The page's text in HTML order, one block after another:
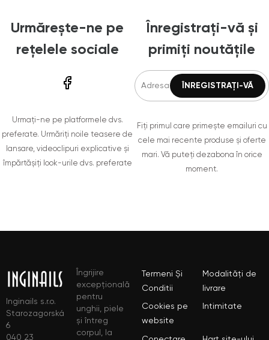
Urmărește-ne pe
rețelele sociale
Urmați-ne pe platformele dvs.
preferate. Urmăriți noile teasere de
lansare, videoclipuri explicative și
împărtășiți look-urile dvs. preferate
Înregistrați-vă și
primiți noutățile
Fiți primul care primește emailuri cu
cele mai recente produse și oferte
mari. Vă puteți dezabona în orice
moment.
Inginails s.r.o.
Starozagorská
6
040 23
Îngrijire
excepțională
pentru
unghii, piele
și întreg
corpul, la
Termeni Și
Conditii
Modalități de
livrare
Cookies pe
website
Intimitate